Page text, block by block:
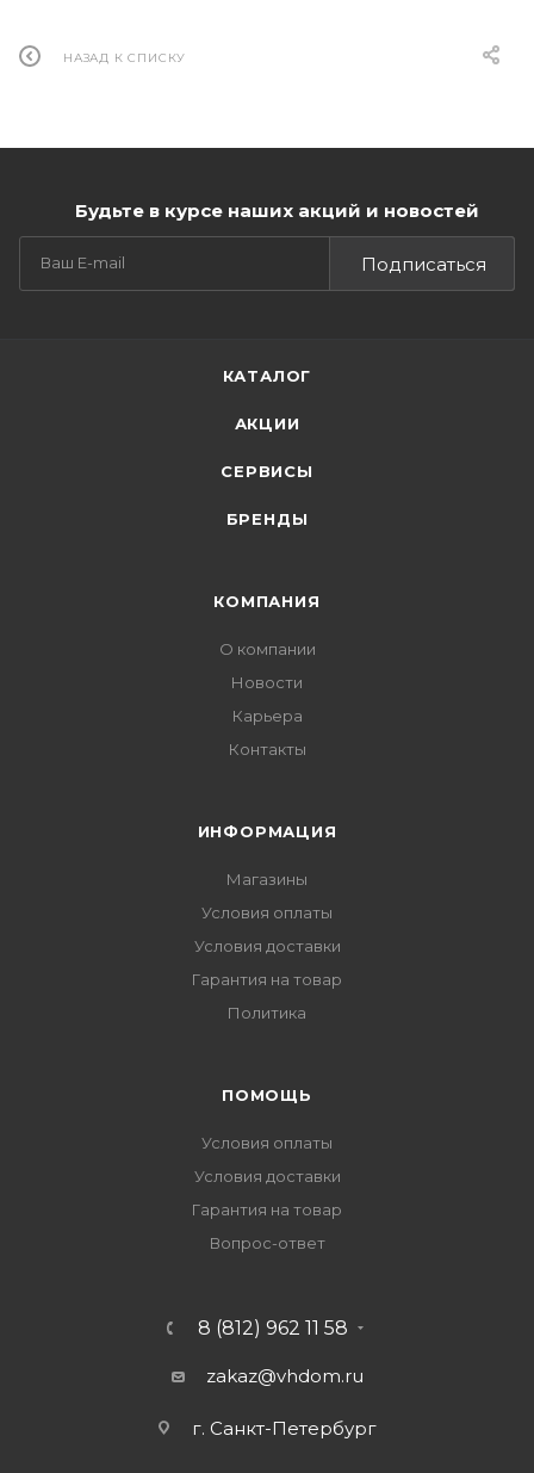
НАЗАД К СПИСКУ
Будьте в курсе наших акций и новостей
Подписаться
КАТАЛОГ
АКЦИИ
СЕРВИСЫ
БРЕНДЫ
КОМПАНИЯ
О компании
Новости
Карьера
Контакты
ИНФОРМАЦИЯ
Магазины
Условия оплаты
Условия доставки
Гарантия на товар
Политика
ПОМОЩЬ
Условия оплаты
Условия доставки
Гарантия на товар
Вопрос-ответ
8 (812) 962 11 58
zakaz@vhdom.ru
г. Санкт-Петербург